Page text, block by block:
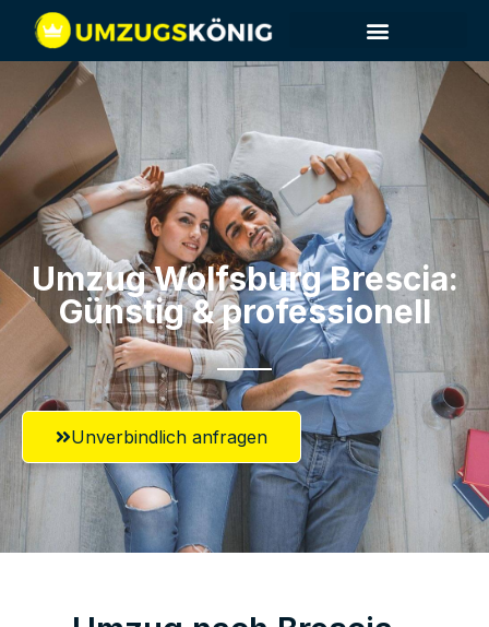
Umzug Wolfsburg​ Brescia:
Günstig & professionell​
Unverbindlich anfragen